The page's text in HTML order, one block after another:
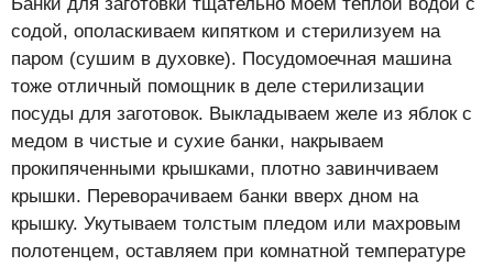
содой, ополаскиваем кипятком и стерилизуем на
паром (сушим в духовке). Посудомоечная машина
тоже отличный помощник в деле стерилизации
посуды для заготовок. Выкладываем желе из яблок с
медом в чистые и сухие банки, накрываем
прокипяченными крышками, плотно завинчиваем
крышки. Переворачиваем банки вверх дном на
крышку. Укутываем толстым пледом или махровым
полотенцем, оставляем при комнатной температуре